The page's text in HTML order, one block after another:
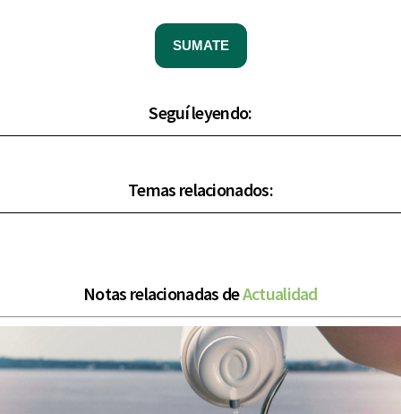
SUMATE
Seguí leyendo:
Temas relacionados:
Notas relacionadas deActualidad